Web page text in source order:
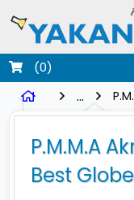
(0)
...
P.M.M.A
Best Globe